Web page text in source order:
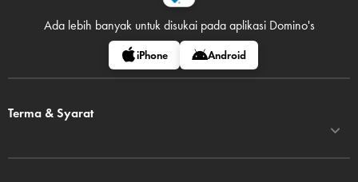
Ada lebih banyak untuk disukai pada aplikasi Domino's
iPhone Android
Terma & Syarat